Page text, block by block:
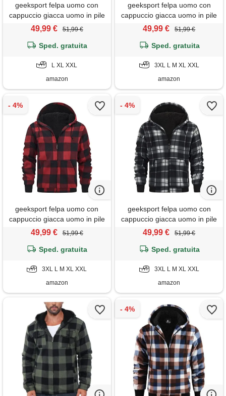
geeksport felpa uomo con
cappuccio giacca uomo in pile
felpa flanella a quadri caldo
boscaiolo con zip 0569 blu
49,99 € 51,99 €
Sped. gratuita
L XL XXL
amazon
geeksport felpa uomo con
cappuccio giacca uomo in pile
felpa flanella a quadri caldo
boscaiolo con zip 0569 grigio
49,99 € 51,99 €
Sped. gratuita
3XL L M XL XXL
amazon
geeksport felpa uomo con
cappuccio giacca uomo in pile
felpa flanella a quadri caldo
boscaiolo con zip 0569 rosso
49,99 € 51,99 €
Sped. gratuita
3XL L M XL XXL
amazon
geeksport felpa uomo con
cappuccio giacca uomo in pile
felpa flanella a quadri caldo
boscaiolo con zip 0569 nero
49,99 € 51,99 €
Sped. gratuita
3XL L M XL XXL
amazon